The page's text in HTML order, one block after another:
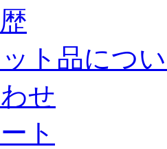
ト品につ
せ
ト